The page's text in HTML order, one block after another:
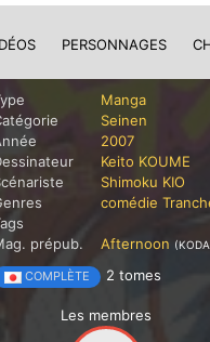
PERSONNAGES
Manga
Seinen
2007
Keito KOUME
Shimoku KIO
comédie
prépub.
Afternoon
COMPLÈTE 2 tomes
Les membres